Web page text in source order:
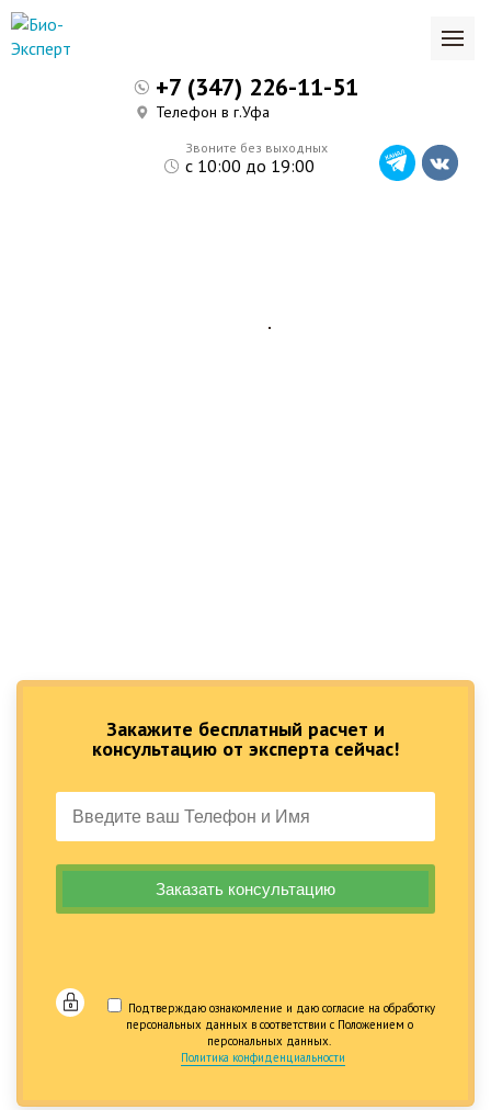
Закажите бесплатный расчет и
консультацию от эксперта сейчас!
Подтверждаю ознакомление и даю согласие на обработку
персональных данных в соответствии с Положением о
персональных данных.
Политика конфиденциальности
Звоните без выходных
с 10:00 до 19:00
+7 (347) 226-11-51
Телефон в г.Уфа